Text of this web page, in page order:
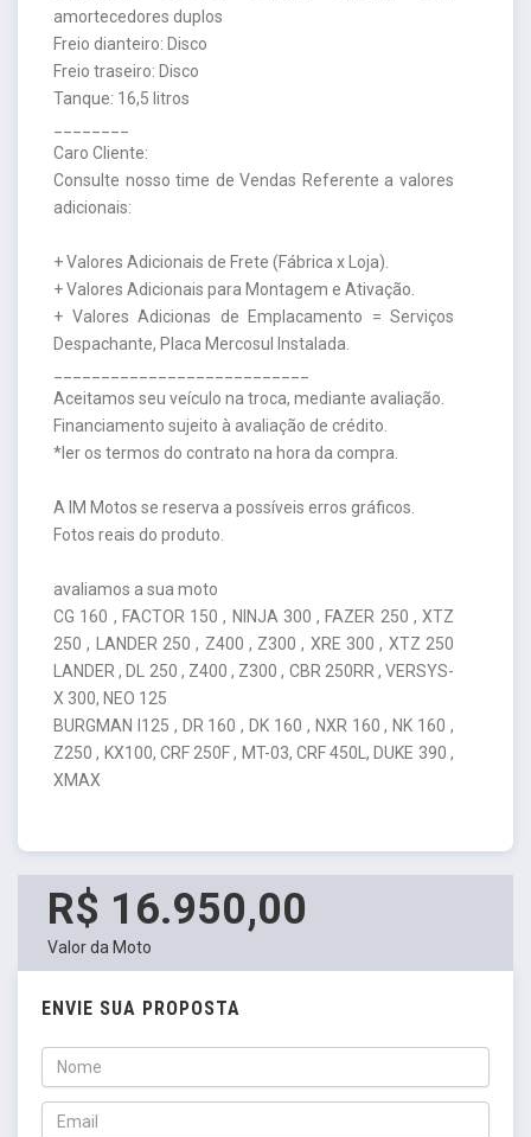
amortecedores duplos
Freio dianteiro: Disco
Freio traseiro: Disco
Tanque: 16,5 litros
Caro Cliente:
Consulte nosso time de Vendas Referente a valores
adicionais:
+ Valores Adicionais de Frete (Fábrica x Loja).
+ Valores Adicionais para Montagem e Ativação.
+ Valores Adicionas de Emplacamento = Serviços
Despachante, Placa Mercosul Instalada.
Aceitamos seu veículo na troca, mediante avaliação.
Financiamento sujeito à avaliação de crédito.
*ler os termos do contrato na hora da compra.
A IM Motos se reserva a possíveis erros gráficos.
Fotos reais do produto.
avaliamos a sua moto
CG 160 , FACTOR 150 , NINJA 300 , FAZER 250 , XTZ
250 , LANDER 250 , Z400 , Z300 , XRE 300 , XTZ 250
LANDER , DL 250 , Z400 , Z300 , CBR 250RR , VERSYS-
X 300, NEO 125
BURGMAN I125 , DR 160 , DK 160 , NXR 160 , NK 160 ,
Z250 , KX100, CRF 250F , MT-03, CRF 450L, DUKE 390 ,
XMAX
R$ 16.950,00
Valor da Moto
ENVIE SUA PROPOSTA